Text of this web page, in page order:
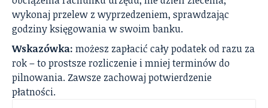
wykonaj przelew z wyprzedzeniem, sprawdzając
godziny księgowania w swoim banku.
Wskazówka: możesz zapłacić cały podatek od razu za
rok – to prostsze rozliczenie i mniej terminów do
pilnowania. Zawsze zachowaj potwierdzenie
płatności.